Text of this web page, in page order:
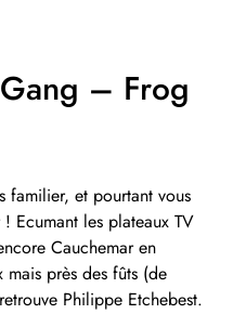
– Frog
familier, et pourtant vous
Ecumant les plateaux TV
Cauchemar en
mais près des fûts (de
Philippe Etchebest.